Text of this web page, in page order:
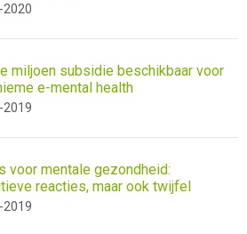
2020
miljoen subsidie beschikbaar voor
e-mental health
2019
voor mentale gezondheid:
reacties, maar ook twijfel
2019